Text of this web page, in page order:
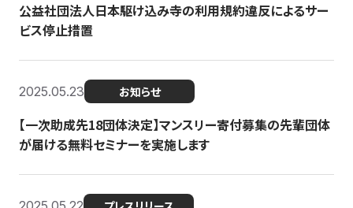
公益社団法人日本駆け込み寺の利用規約違反によるサー
ビス停止措置
2025.05.23 お知らせ
【一次助成先18団体決定】マンスリー寄付募集の先輩団体
が届ける無料セミナーを実施します